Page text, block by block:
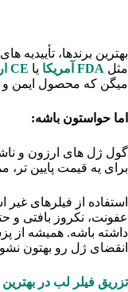
بهترین برندها، تأییدیه‌
مثل FDA آمریکا یا CE اروپا
میگن که محصول ایمن و
اما حواستون باشه:
گول ژل‌ های ارزون و
برای یه قیمت پایین‌
استفاده از فیلرهای
عفونت، نکروز بافتی و
داشته باشه. همیشه از
انقضای ژل رو بهتون
تزریق فیلر لب در